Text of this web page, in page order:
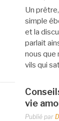
Un
simple
et la
parlait
nous que
vils qui
vie
Publié par